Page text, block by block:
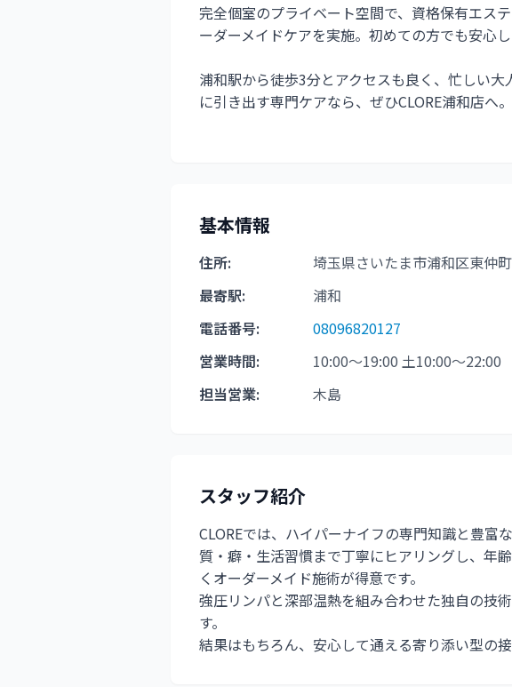
完全個室のプライベート空間で、資格保有エス
ーダーメイドケアを実施。初めての方でも安心
浦和駅から徒歩3分とアクセスも良く、忙しい
に引き出す専門ケアなら、ぜひCLORE浦和店へ。
基本情報
住所:
埼玉県さいたま市浦和区東仲
最寄駅:
浦和
電話番号:
08096820127
営業時間:
10:00〜19:00 土10:00〜22:00
担当営業:
木島
スタッフ紹介
CLOREでは、ハイパーナイフの専門知識と豊富
質・癖・生活習慣まで丁寧にヒアリングし、年
くオーダーメイド施術が得意です。
強圧リンパと深部温熱を組み合わせた独自の技
す。
結果はもちろん、安心して通える寄り添い型の